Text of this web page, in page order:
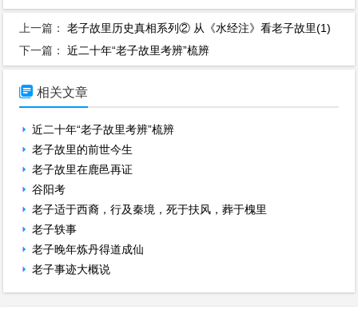
上一篇：老子故里历史真相系列② 从《水经注》看老子故里(1)
下一篇：近二十年“老子故里考辨”梳辨
 相关文章
近二十年“老子故里考辨”梳辨
老子故里的前世今生
老子故里在鹿邑再证
谷阳考
老子适于西裔，行及秦境，死于扶风，葬于槐里
老子轶事
老子晚年炼丹得道成仙
老子事迹大概说